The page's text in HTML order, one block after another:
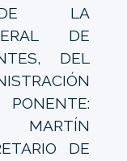
DE LA
DE
DEL
MARTÍN
DE